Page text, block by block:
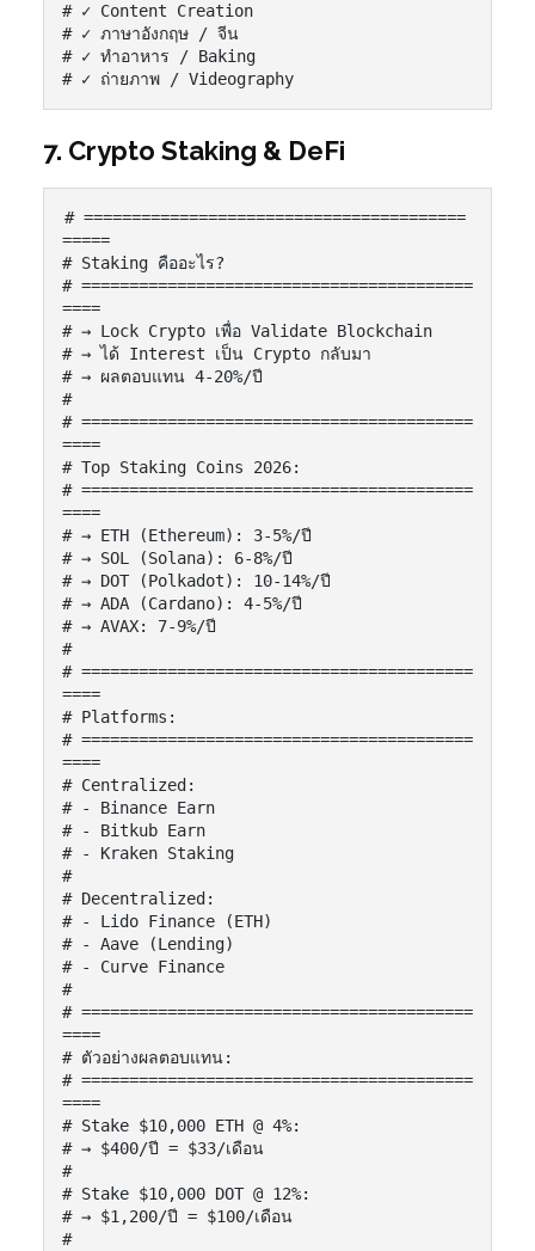
# ✓ Content Creation
# ✓ ภาษาอังกฤษ / จีน
# ✓ ทำอาหาร / Baking
# ✓ ถ่ายภาพ / Videography
7. Crypto Staking & DeFi
# ========================================
=====
# Staking คืออะไร?
# =========================================
====
# → Lock Crypto เพื่อ Validate Blockchain
# → ได้ Interest เป็น Crypto กลับมา
# → ผลตอบแทน 4-20%/ปี
#
# =========================================
====
# Top Staking Coins 2026:
# =========================================
====
# → ETH (Ethereum): 3-5%/ปี
# → SOL (Solana): 6-8%/ปี
# → DOT (Polkadot): 10-14%/ปี
# → ADA (Cardano): 4-5%/ปี
# → AVAX: 7-9%/ปี
#
# =========================================
====
# Platforms:
# =========================================
====
# Centralized:
# - Binance Earn
# - Bitkub Earn
# - Kraken Staking
#
# Decentralized:
# - Lido Finance (ETH)
# - Aave (Lending)
# - Curve Finance
#
# =========================================
====
# ตัวอย่างผลตอบแทน:
# =========================================
====
# Stake $10,000 ETH @ 4%:
# → $400/ปี = $33/เดือน
#
# Stake $10,000 DOT @ 12%:
# → $1,200/ปี = $100/เดือน
#